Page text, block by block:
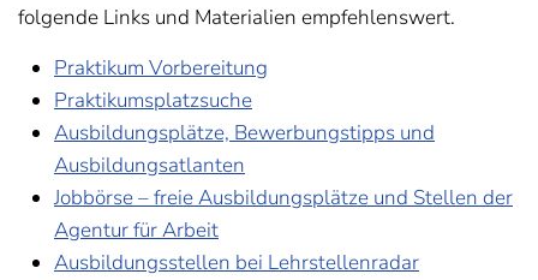
folgende Links und Materialien empfehlenswert.
Praktikum Vorbereitung
Praktikumsplatzsuche
Ausbildungsplätze, Bewerbungstipps und
Ausbildungsatlanten
Jobbörse – freie Ausbildungsplätze und Stellen der
Agentur für Arbeit
Ausbildungsstellen bei Lehrstellenradar